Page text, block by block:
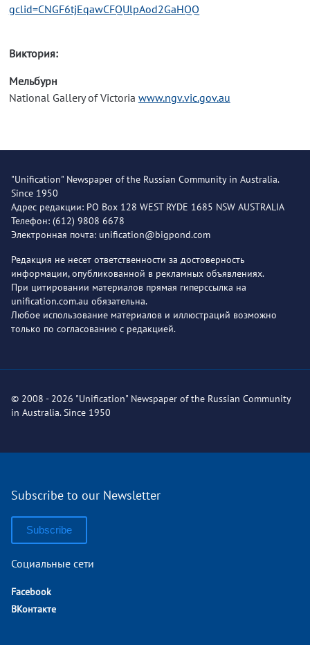
gclid=CNGF6tjEqawCFQUlpAod2GaHQQ
Виктория:
Мельбурн
National Gallery of Victoria www.ngv.vic.gov.au
"Unification" Newspaper of the Russian Community in Australia.
Since 1950
Адрес редакции: PO Box 128 WEST RYDE 1685 NSW AUSTRALIA
Телефон: (612) 9808 6678
Электронная почта: unification@bigpond.com
Редакция не несет ответственности за достоверность
информации, опубликованной в рекламных объявлениях.
При цитировании материалов прямая гиперссылка на
unification.com.au обязательна.
Любое использование материалов и иллюстраций возможно
только по согласованию с редакцией.
© 2008 - 2026 "Unification" Newspaper of the Russian Community
in Australia. Since 1950
Subscribe to our Newsletter
Subscribe
Социальные сети
Facebook
ВКонтакте